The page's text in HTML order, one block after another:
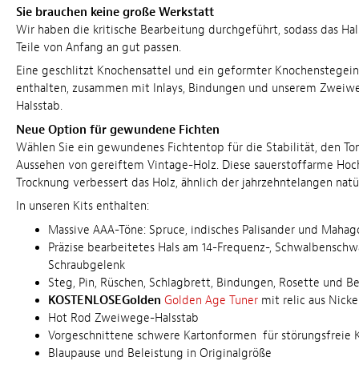
Sie brauchen keine große Werkstatt
Wir haben die kritische Bearbeitung durchgeführt, sodass das
Teile von Anfang an gut passen.
Eine geschlitzt Knochensattel und ein geformter
enthalten, zusammen mit Inlays, Bindungen und unserem
Halsstab.
Neue Option für gewundene Fichten
Wählen Sie ein gewundenes Fichtentop für die Stabilität, den
Aussehen von gereiftem Vintage-Holz. Diese sauerstoffarme
Trocknung verbessert das Holz, ähnlich der jahrzehntelangen
In unseren Kits enthalten:
Massive AAA-Töne: Spruce, indisches Palisander und
Präzise bearbeitetes Hals am 14-Frequenz-,
Schraubgelenk
Steg, Pin, Rüschen, Schlagbrett, Bindungen, Rosette und
KOSTENLOSEGolden Golden Age Tuner mit relic aus
Hot Rod Zweiwege-Halsstab
Vorgeschnittene schwere Kartonformen für störungsfreie
Blaupause und Beleistung in Originalgröße